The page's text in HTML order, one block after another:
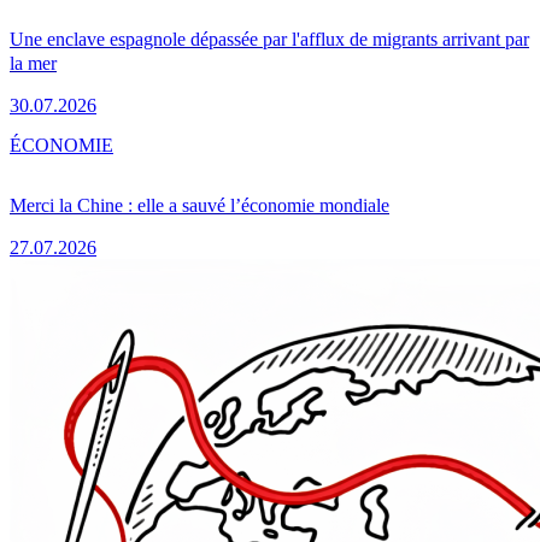
Une enclave espagnole dépassée par l'afflux de migrants arrivant par
la mer
30.07.2026
Merci la Chine : elle a sauvé l’économie mondiale
27.07.2026
ÉCONOMIE